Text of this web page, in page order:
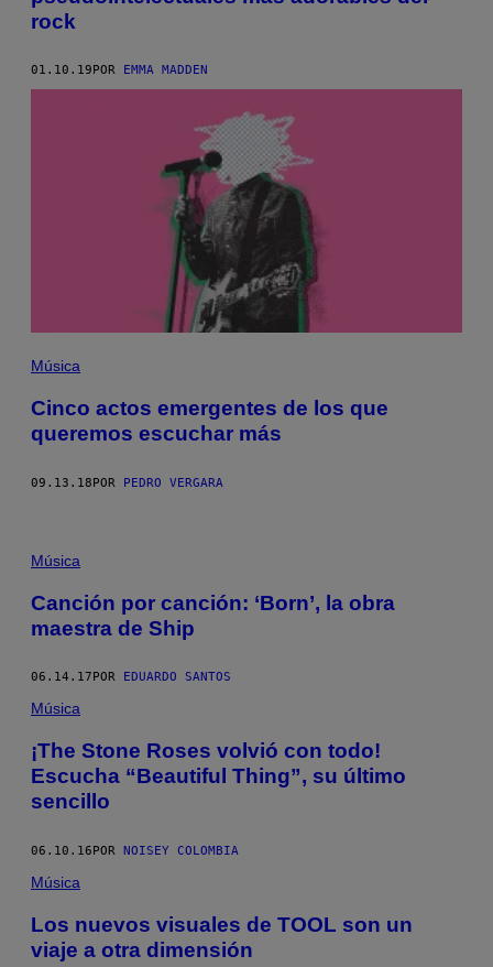
rock
01.10.19 POR EMMA MADDEN
Música
Cinco actos emergentes de los que
queremos escuchar más
09.13.18POR PEDRO VERGARA
Música
Canción por canción: ‘Born’, la obra
maestra de Ship
06.14.17 POR EDUARDO SANTOS
Música
¡The Stone Roses volvió con todo!
Escucha “Beautiful Thing”, su último
sencillo
06.10.16POR NOISEY COLOMBIA
Música
Los nuevos visuales de TOOL son un
viaje a otra dimensión